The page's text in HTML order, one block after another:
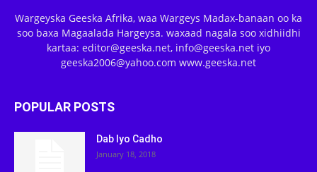
Wargeyska Geeska Afrika, waa Wargeys Madax-banaan oo ka
soo baxa Magaalada Hargeysa. waxaad nagala soo xidhiidhi
kartaa: editor@geeska.net, info@geeska.net iyo
geeska2006@yahoo.com www.geeska.net
POPULAR POSTS
Dab Iyo Cadho
January 18, 2018